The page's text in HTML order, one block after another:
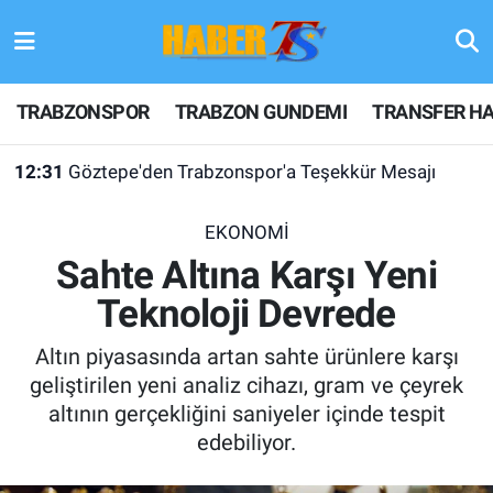
TRABZONSPOR TRABZON GUNDEMI TRANSFER
12:31 Göztepe'den Trabzonspor'a Teşekkür Mesajı
EKONOMİ
Sahte Altına Karşı Yeni
Teknoloji Devrede
Altın piyasasında artan sahte ürünlere karşı
geliştirilen yeni analiz cihazı, gram ve çeyrek
altının gerçekliğini saniyeler içinde tespit
edebiliyor.
TRABZONSPOR
TRABZON GUNDEMI
KULİS MEYDANI
1461 TRABZON
FUTBOL
Hava Durumu
Trafik Durumu
Son Dakika Haberleri
Haber Arşivi